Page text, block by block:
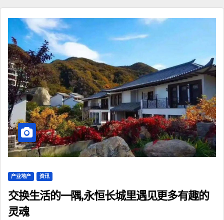
产业地产 资讯
交换生活的一隅,永恒长城里遇见更多有趣的
灵魂